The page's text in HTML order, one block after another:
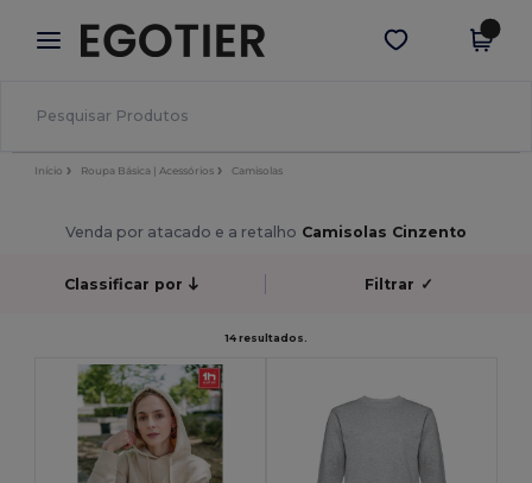
× App Egotier
Melhores preços na app!
Obter app
Início Roupa Básica | Acessórios Camisolas
Venda por atacado e a retalho Camisolas Cinzento
Classificar por Filtrar ✓
14 resultados.